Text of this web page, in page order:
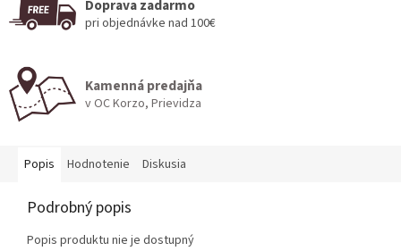
Doprava zadarmo
pri objednávke nad 100€
Kamenná predajňa
v OC Korzo, Prievidza
Popis Hodnotenie Diskusia
Podrobný popis
Popis produktu nie je dostupný